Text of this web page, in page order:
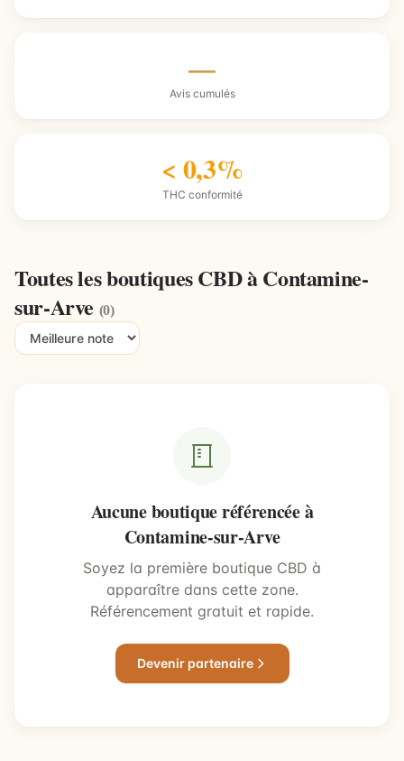
—
Avis cumulés
< 0,3%
THC conformité
Toutes les boutiques CBD à Contamine-
sur-Arve (0)
Aucune boutique référencée à
Contamine-sur-Arve
Soyez la première boutique CBD à
apparaître dans cette zone.
Référencement gratuit et rapide.
Devenir partenaire